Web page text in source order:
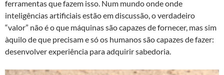
ferramentas que fazem isso. Num mundo onde onde
inteligências artificiais estão em discussão, o verdadeiro
“valor” não é o que máquinas são capazes de fornecer, mas sim
àquilo de que precisam e só os humanos são capazes de fazer:
desenvolver experiência para adquirir sabedoria.